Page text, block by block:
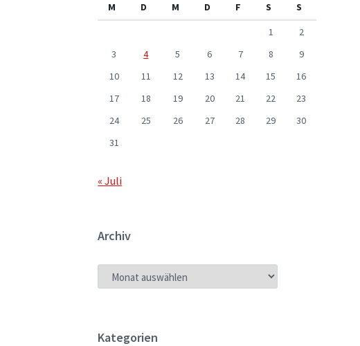
M
D M D F S
S
1
2
3
4 5 6 7 8
9
10
11 12 13 14 15
16
17
18 19 20 21 22
23
24
25 26 27 28 29
30
31
« Juli
Archiv
ARCHIV
Kategorien